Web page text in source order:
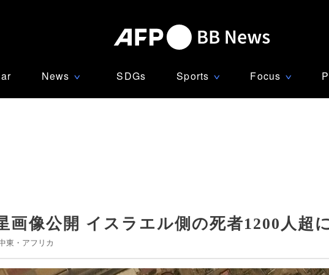
News ∨ SDGs Sports ∨ Focus ∨
画像公開 イスラエル側の死者1200人超
東・アフリカ